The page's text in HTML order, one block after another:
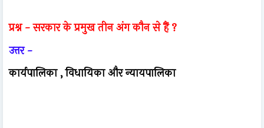
प्रश्न -सरकार के प्रमुख तीन अंग कौन से हैं ?
उत्तर -
कार्यपालिका , विधायिका और न्यायपालिका